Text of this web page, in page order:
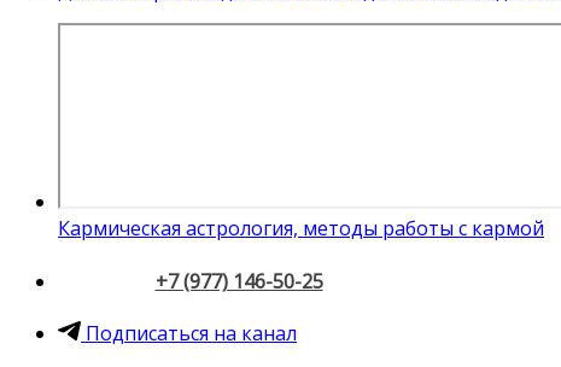
Кармическая астрология, методы работы с кармой
+7 (977) 146-50-25
Подписаться на канал